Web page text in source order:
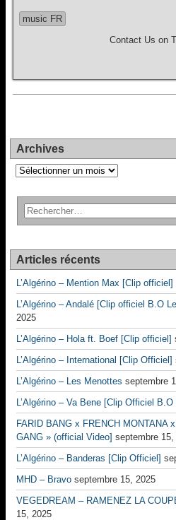
music FR
Contact Us on
Archives
Archives
Articles récents
L’Algérino – Mention Max [Clip officiel]
L’Algérino – Andalé [Clip officiel B.O
2025
L’Algérino – Hola ft. Boef [Clip officiel]
L’Algérino – International [Clip Officiel]
L’Algérino – Les Menottes septembre
L’Algérino – Va Bene [Clip Officiel B.O
FARID BANG x FRENCH MONTANA
GANG » (official Video] septembre 15,
L’Algérino – Banderas [Clip Officiel]
MHD – Bravo septembre 15, 2025
VEGEDREAM – RAMENEZ LA
15, 2025